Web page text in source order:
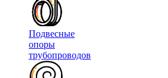
Подвесные
опоры
трубопроводов